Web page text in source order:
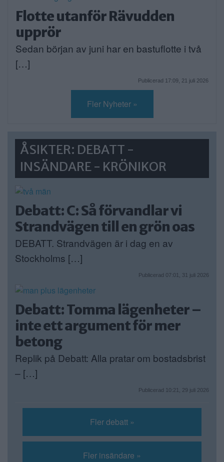
Flotte utanför Rävudden
upprör
Sedan början av juni har en bastuflotte i två
[…]
Publicerad 17:09, 21 juli 2026
Fler Nyheter »
ÅSIKTER: DEBATT -
INSÄNDARE - KRÖNIKOR
Debatt: C: Så förvandlar vi
Strandvägen till en grön oas
DEBATT. Strandvägen är i dag en av
Stockholms […]
Publicerad 07:01, 31 juli 2026
Debatt: Tomma lägenheter –
inte ett argument för mer
betong
Replik på Debatt: Alla pratar om bostadsbrist
– […]
Publicerad 10:21, 29 juli 2026
Fler debatt »
Fler insändare »